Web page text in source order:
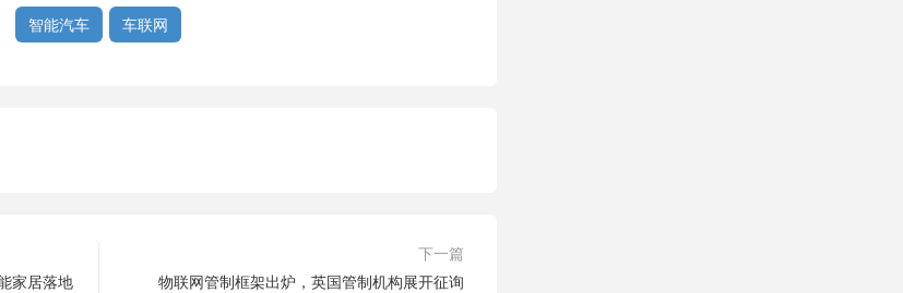
智能汽车
车联网
家居落地
下一篇
物联网管制框架出炉，英国管制机构展开征询